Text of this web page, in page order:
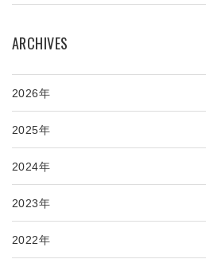
ARCHIVES
2026年
2025年
2024年
2023年
2022年